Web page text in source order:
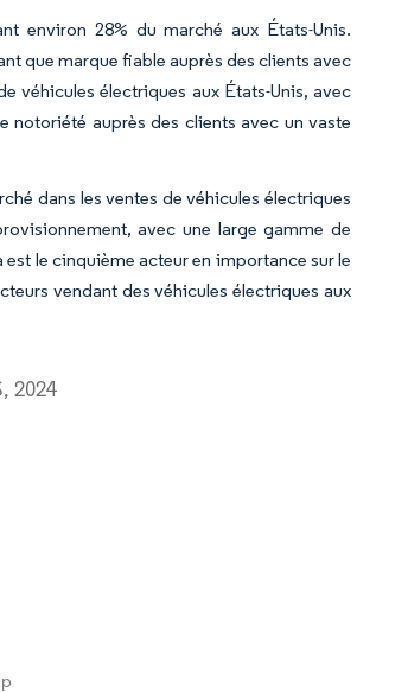
environ 28% du marché aux États-Unis.
que marque fiable auprès des clients avec
véhicules électriques aux États-Unis, avec
notoriété auprès des clients avec un vaste
dans les ventes de véhicules électriques
avec une large gamme de
le cinquième acteur en importance sur le
vendant des véhicules électriques aux